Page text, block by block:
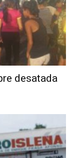
desatada